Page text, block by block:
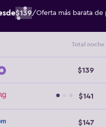
$139/Oferta más barata
Total noche
$139
$141
$147